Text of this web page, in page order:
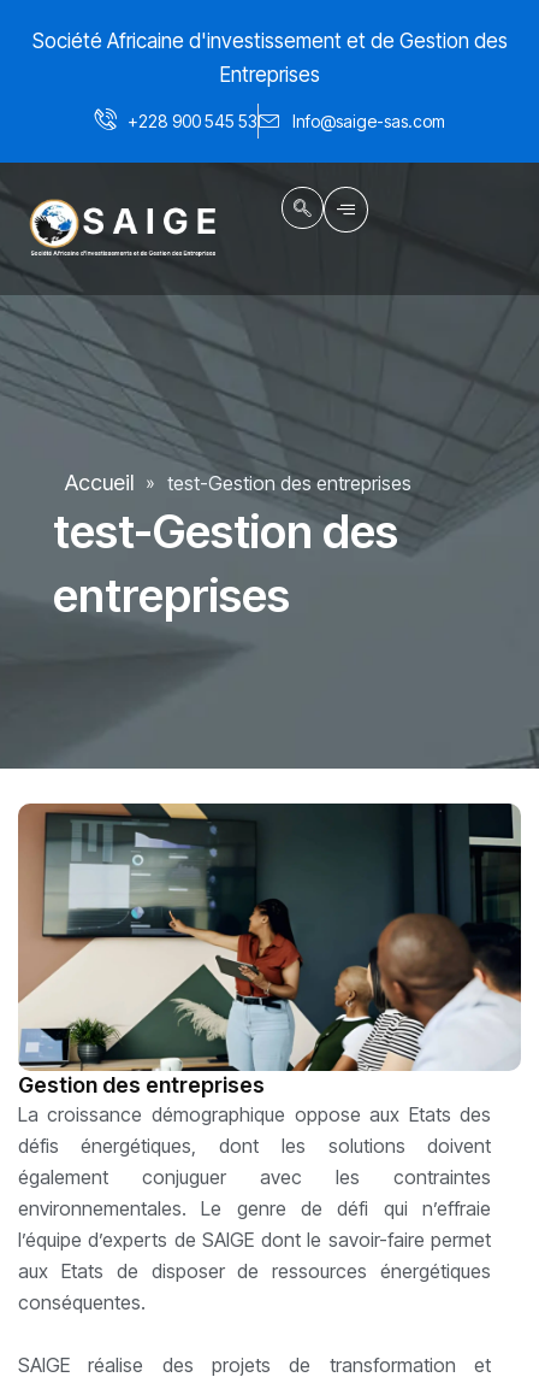
Société Africaine d'investissement et de Gestion des
Entreprises
+228 900 545 53 Info@saige-sas.com
Accueil » test-Gestion des entreprises
test-Gestion des
entreprises
Gestion des entreprises
La croissance démographique oppose aux Etats des
défis énergétiques, dont les solutions doivent
également conjuguer avec les contraintes
environnementales. Le genre de défi qui n’effraie
l’équipe d’experts de SAIGE dont le savoir-faire permet
aux Etats de disposer de ressources énergétiques
conséquentes.
SAIGE réalise des projets de transformation et